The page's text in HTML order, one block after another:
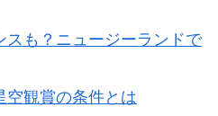
スも？ニュージーランドで
空観賞の条件とは